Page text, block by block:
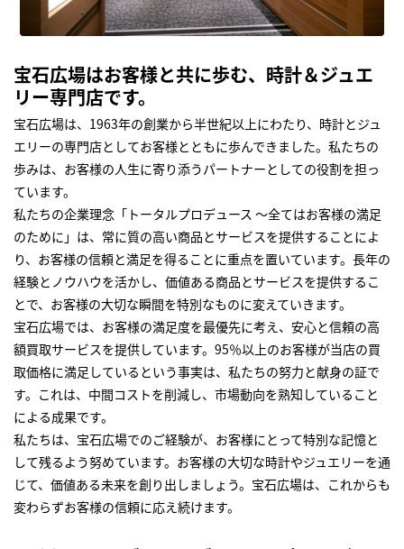
宝石広場はお客様と共に歩む、時計＆ジュエ
リー専門店です。
宝石広場は、1963年の創業から半世紀以上にわたり、時計とジュ
エリーの専門店としてお客様とともに歩んできました。私たちの
歩みは、お客様の人生に寄り添うパートナーとしての役割を担っ
ています。
私たちの企業理念「トータルプロデュース ～全てはお客様の満足
のために」は、常に質の高い商品とサービスを提供することによ
り、お客様の信頼と満足を得ることに重点を置いています。長年の
経験とノウハウを活かし、価値ある商品とサービスを提供するこ
とで、お客様の大切な瞬間を特別なものに変えていきます。
宝石広場では、お客様の満足度を最優先に考え、安心と信頼の高
額買取サービスを提供しています。95％以上のお客様が当店の買
取価格に満足しているという事実は、私たちの努力と献身の証で
す。これは、中間コストを削減し、市場動向を熟知していること
による成果です。
私たちは、宝石広場でのご経験が、お客様にとって特別な記憶と
して残るよう努めています。お客様の大切な時計やジュエリーを通
じて、価値ある未来を創り出しましょう。宝石広場は、これからも
変わらずお客様の信頼に応え続けます。